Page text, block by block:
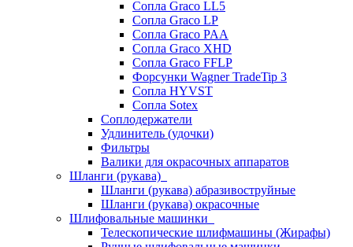
Сопла Graco LL5
Сопла Graco LP
Сопла Graco PAA
Сопла Graco XHD
Сопла Graco FFLP
Форсунки Wagner TradeTip 3
Сопла HYVST
Сопла Sotex
Соплодержатели
Удлинитель (удочки)
Фильтры
Валики для окрасочных аппаратов
Шланги (рукава)
Шланги (рукава) абразивоструйные
Шланги (рукава) окрасочные
Шлифовальные машинки
Телескопические шлифмашины (Жирафы)